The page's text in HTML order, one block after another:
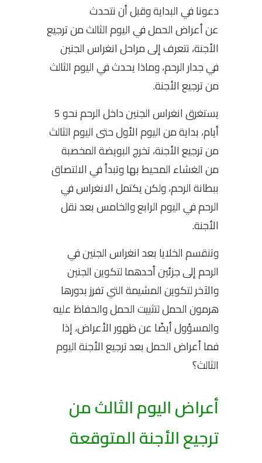
دعونا في البداية وقبل أن نتحدث
عن أعراض الحمل في اليوم الثالث من ترجيع
الأجنة، نتعرف إلى مراحل انغراس الجنين
في جدار الرحم، وماذا يحدث في اليوم الثالث
من ترجيع الأجنة.
يستغرق انغراس الجنين داخل الرحم نحو 5
أيام، بداية من اليوم الأول حتى اليوم الثالث
من ترجيع الأجنة، تخرج البويضة المخصبة
من الغشاء المحيط بها وتبدأ في الالتصاق
ببطانة الرحم، ولكن يكتمل الانغراس في
الرحم في اليوم الرابع والخامس بعد نقل
الأجنة.
وتنقسم الخلايا بعد انغراس الجنين في
الرحم إلى جزئين أحدهما لتكوين الجنين
والآخر لتكوين المشيمة التي تفرز بدورها
هرمون الحمل لتثبيت الحمل والحفاظ عليه
والمسؤول أيضًا عن ظهور الأعراض، إذا
فما أعراض الحمل بعد ترجيع الأجنة اليوم
الثالث؟
أعراض اليوم الثالث من
ترجيع الأجنة المتوقعة